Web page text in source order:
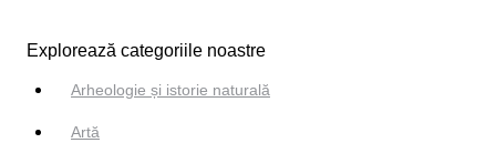
Explorează categoriile noastre
Arheologie și istorie naturală
Artă